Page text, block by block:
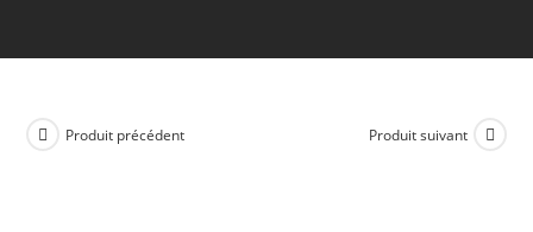
Produit précédent Produit suivant